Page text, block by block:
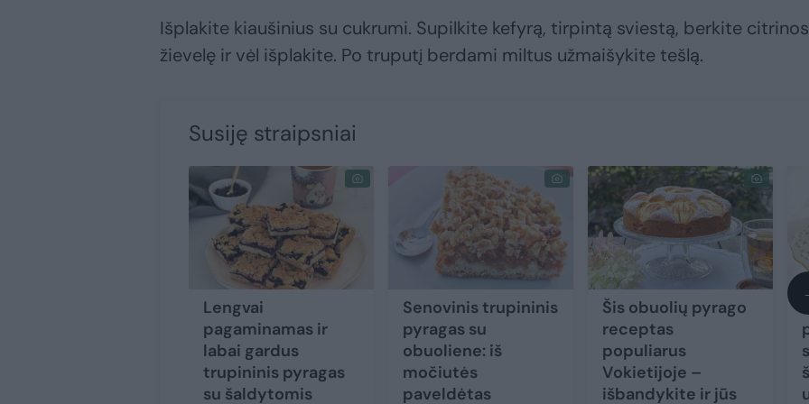
Išplakite kiaušinius su cukrumi. Supilkite kefyrą, tirpintą sviestą, berkite citrinos
žievelę ir vėl išplakite. Po truputį berdami miltus užmaišykite tešlą.
Susiję straipsniai
Lengvai
pagaminamas ir
labai gardus
trupininis pyragas
su šaldytomis
Senovinis trupininis
pyragas su
obuoliene: iš
močiutės
paveldėtas
Šis obuolių pyrago
receptas
populiarus
Vokietijoje –
išbandykite ir jūs